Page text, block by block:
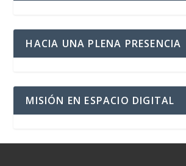
HACIA UNA PLENA PRESENCIA
MISIÓN EN ESPACIO DIGITAL